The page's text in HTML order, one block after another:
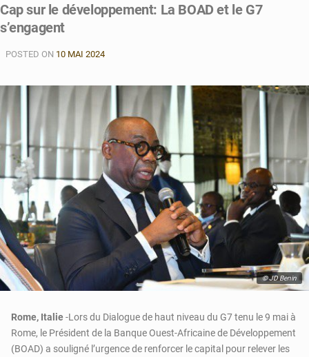
Cap sur le développement: La BOAD et le G7
s’engagent
POSTED ON 10 MAI 2024
© JD Benin
Rome, Italie-Lors du Dialogue de haut niveau du G7 tenu le 9 mai à
Rome, le Président de la Banque Ouest-Africaine de Développement
(BOAD) a souligné l’urgence de renforcer le capital pour relever les